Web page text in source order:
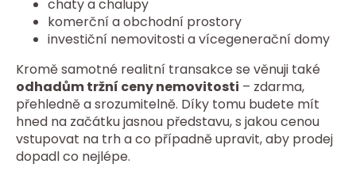
chaty a chalupy
komerční a obchodní prostory
investiční nemovitosti a vícegenerační domy
Kromě samotné realitní transakce se věnuji také
odhadům tržní ceny nemovitosti – zdarma,
přehledně a srozumitelně. Díky tomu budete mít
hned na začátku jasnou představu, s jakou cenou
vstupovat na trh a co případně upravit, aby prodej
dopadl co nejlépe.